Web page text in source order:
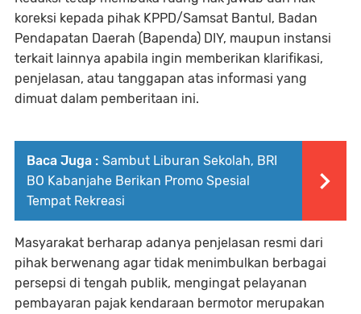
koreksi kepada pihak KPPD/Samsat Bantul, Badan
Pendapatan Daerah (Bapenda) DIY, maupun instansi
terkait lainnya apabila ingin memberikan klarifikasi,
penjelasan, atau tanggapan atas informasi yang
dimuat dalam pemberitaan ini.
Baca Juga : Sambut Liburan Sekolah, BRI
BO Kabanjahe Berikan Promo Spesial
Tempat Rekreasi
Masyarakat berharap adanya penjelasan resmi dari
pihak berwenang agar tidak menimbulkan berbagai
persepsi di tengah publik, mengingat pelayanan
pembayaran pajak kendaraan bermotor merupakan